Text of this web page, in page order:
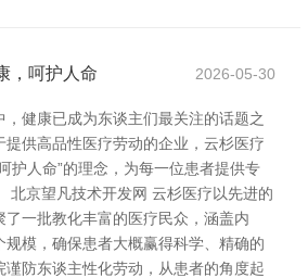
，呵护人命 2026-05-30
健康已成为东谈主们最关注的话题之
供高品性医疗劳动的企业，云杉医疗
护人命”的理念，为每一位患者提供专
北京望凡技术开发网 云杉医疗以先进的
了一批教化丰富的医疗民众，涵盖内
模，确保患者大概赢得科学、精确的
防东谈主性化劳动，从患者的角度起